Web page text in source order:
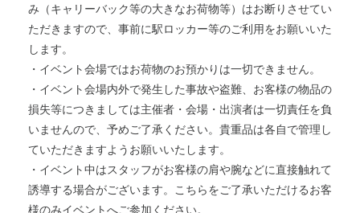
み（キャリーバック等の大きなお荷物等）はお断りさせてい
ただきますので、事前に駅ロッカー等のご利用をお願いいた
します。
・イベント会場ではお荷物のお預かりは一切できません。
・イベント会場内外で発生した事故や盗難、お客様の物品の
損失等につきましては主催者・会場・出演者は一切責任を負
いませんので、予めご了承ください。貴重品は各自で管理し
ていただきますようお願いいたします。
・イベント中はスタッフがお客様の肩や腕などに直接触れて
誘導する場合がございます。こちらをご了承いただけるお客
様のみイベントへご参加ください。